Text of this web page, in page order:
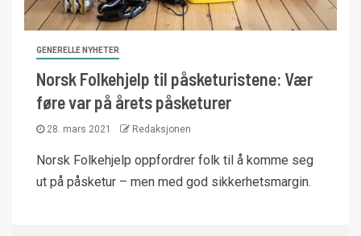
GENERELLE NYHETER
Norsk Folkehjelp til påsketuristene: Vær
føre var på årets påsketurer
28. mars 2021 Redaksjonen
Norsk Folkehjelp oppfordrer folk til å komme seg
ut på påsketur – men med god sikkerhetsmargin.